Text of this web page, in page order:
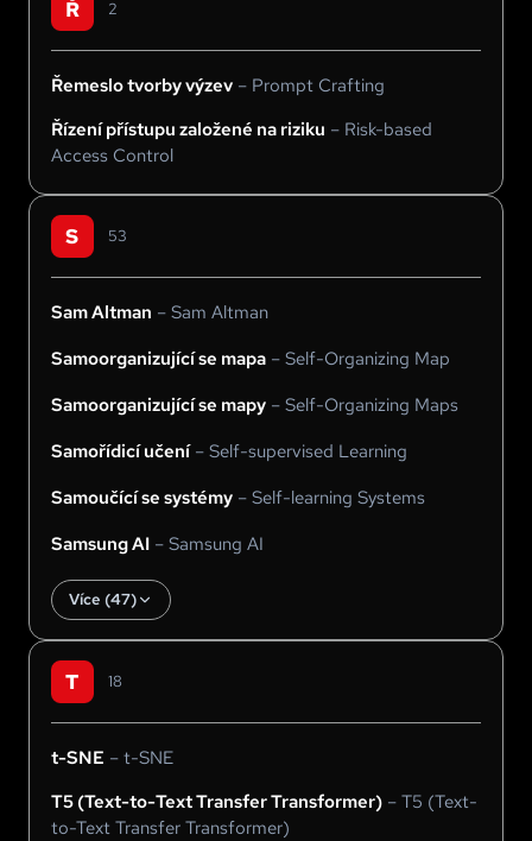
Ř 2
Řemeslo tvorby výzev – Prompt Crafting
Řízení přístupu založené na riziku – Risk-based
Access Control
S 53
Sam Altman – Sam Altman
Samoorganizující se mapa – Self-Organizing Map
Samoorganizující se mapy – Self-Organizing Maps
Samořídicí učení– Self-supervised Learning
Samoučící se systémy – Self-learning Systems
Samsung AI – Samsung AI
Více (47)
T 18
t-SNE – t-SNE
T5 (Text-to-Text Transfer Transformer) – T5 (Text-
to-Text Transfer Transformer)